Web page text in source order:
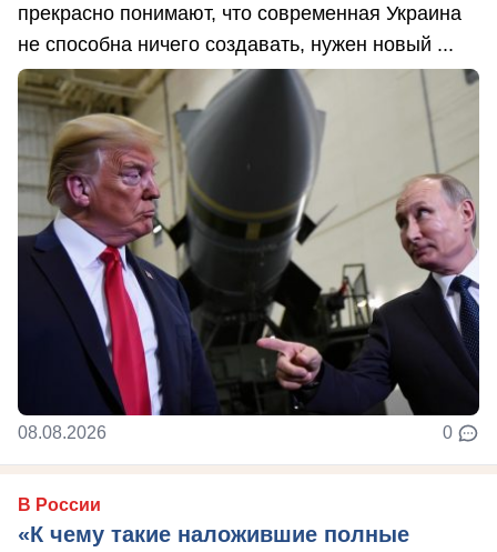
прекрасно понимают, что современная Украина
не способна ничего создавать, нужен новый ...
08.08.2026 0
В России
«К чему такие наложившие полные